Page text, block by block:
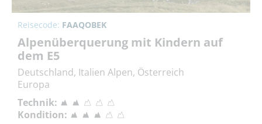
Reisecode: FAAQOBEK
Alpenüberquerung mit Kindern auf
dem E5
Deutschland, Italien Alpen, Österreich
Europa
Technik:
Kondition: